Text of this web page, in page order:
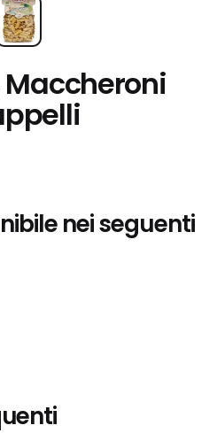
Maccheroni
nei seguenti